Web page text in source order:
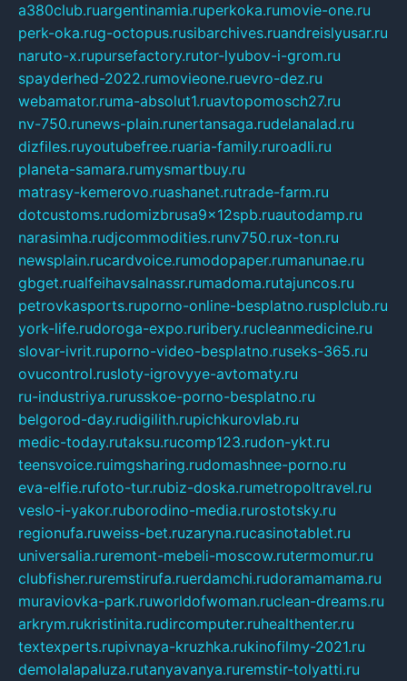
a380club.ruargentinamia.ruperkoka.rumovie-one.ru
perk-oka.rug-octopus.rusibarchives.ruandreislyusar.ru
naruto-x.rupursefactory.rutor-lyubov-i-grom.ru
spayderhed-2022.rumovieone.ruevro-dez.ru
webamator.ruma-absolut1.ruavtopomosch27.ru
nv-750.runews-plain.runertansaga.rudelanalad.ru
dizfiles.ruyoutubefree.ruaria-family.ruroadli.ru
planeta-samara.rumysmartbuy.ru
matrasy-kemerovo.ruashanet.rutrade-farm.ru
dotcustoms.rudomizbrusa9x12spb.ruautodamp.ru
narasimha.rudjcommodities.runv750.rux-ton.ru
newsplain.rucardvoice.rumodopaper.rumanunae.ru
gbget.rualfeihavsalnassr.rumadoma.rutajuncos.ru
petrovkasports.ruporno-online-besplatno.rusplclub.ru
york-life.rudoroga-expo.ruribery.rucleanmedicine.ru
slovar-ivrit.ruporno-video-besplatno.ruseks-365.ru
ovucontrol.rusloty-igrovyye-avtomaty.ru
ru-industriya.rurusskoe-porno-besplatno.ru
belgorod-day.rudigilith.rupichkurovlab.ru
medic-today.rutaksu.rucomp123.rudon-ykt.ru
teensvoice.ruimgsharing.rudomashnee-porno.ru
eva-elfie.rufoto-tur.rubiz-doska.rumetropoltravel.ru
veslo-i-yakor.ruborodino-media.rurostotsky.ru
regionufa.ruweiss-bet.ruzaryna.rucasinotablet.ru
universalia.ruremont-mebeli-moscow.rutermomur.ru
clubfisher.ruremstirufa.ruerdamchi.rudoramamama.ru
muraviovka-park.ruworldofwoman.ruclean-dreams.ru
arkrym.rukristinita.rudircomputer.ruhealthenter.ru
textexperts.rupivnaya-kruzhka.rukinofilmy-2021.ru
demolalapaluza.rutanyavanya.ruremstir-tolyatti.ru